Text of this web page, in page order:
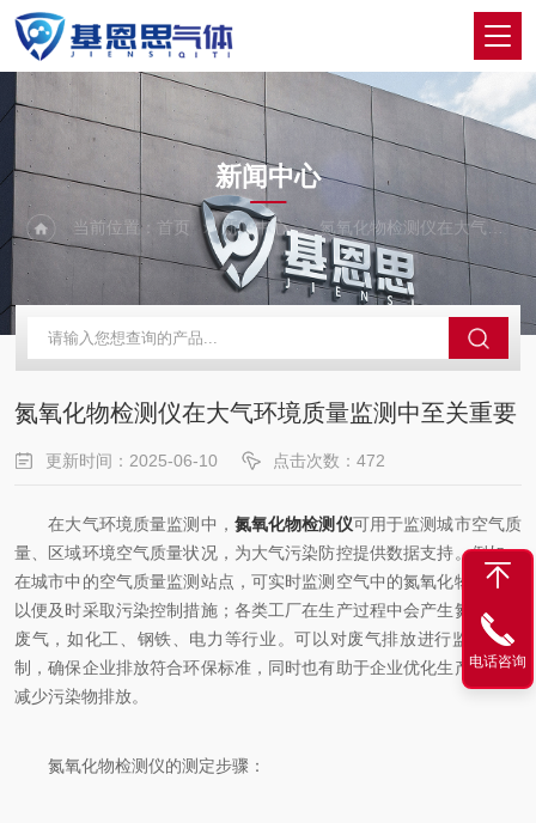
NEWS
新闻中心
当前位置： 首页 新闻中心 氮氧化物检测仪在大气环境质量监测中至关重要
氮氧化物检测仪在大气环境质量监测中至关重要
更新时间：2025-06-10 点击次数：472
在大气环境质量监测中， 氮氧化物检测仪可用于监测城市空气质
量、区域环境空气质量状况，为大气污染防控提供数据支持。例如，
在城市中的空气质量监测站点，可实时监测空气中的氮氧化物浓度，
以便及时采取污染控制措施；各类工厂在生产过程中会产生氮氧化物
废气，如化工、钢铁、电力等行业。可以对废气排放进行监测和控
制，确保企业排放符合环保标准，同时也有助于企业优化生产工艺，
减少污染物排放。
氮氧化物检测仪的测定步骤：
电话咨询